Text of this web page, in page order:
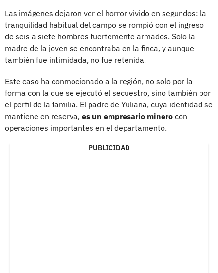
Las imágenes dejaron ver el horror vivido en segundos: la
tranquilidad habitual del campo se rompió con el ingreso
de seis a siete hombres fuertemente armados. Solo la
madre de la joven se encontraba en la finca, y aunque
también fue intimidada, no fue retenida.
Este caso ha conmocionado a la región, no solo por la
forma con la que se ejecutó el secuestro, sino también por
el perfil de la familia. El padre de Yuliana, cuya identidad se
mantiene en reserva, es un empresario minero con
operaciones importantes en el departamento.
PUBLICIDAD